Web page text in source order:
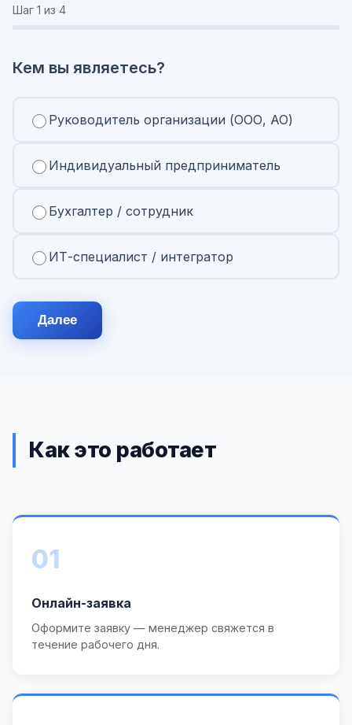
Шаг 1 из 4
Кем вы являетесь?
Руководитель организации (ООО, АО)
Индивидуальный предприниматель
Бухгалтер / сотрудник
ИТ-специалист / интегратор
Далее
Как это работает
01
Онлайн-заявка
Оформите заявку — менеджер свяжется в
течение рабочего дня.